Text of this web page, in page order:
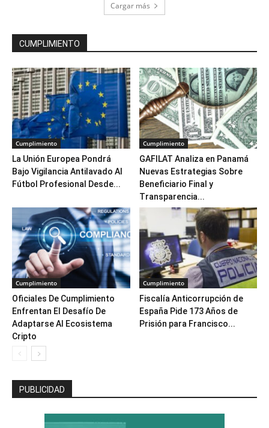
Cargar más
CUMPLIMIENTO
Cumplimiento
La Unión Europea Pondrá
Bajo Vigilancia Antilavado Al
Fútbol Profesional Desde...
Cumplimiento
GAFILAT Analiza en Panamá
Nuevas Estrategias Sobre
Beneficiario Final y
Transparencia...
Cumplimiento
Oficiales De Cumplimiento
Enfrentan El Desafío De
Adaptarse Al Ecosistema
Cripto
Cumplimiento
Fiscalía Anticorrupción de
España Pide 173 Años de
Prisión para Francisco...
PUBLICIDAD